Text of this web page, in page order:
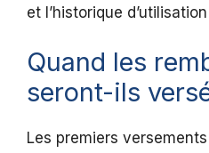
et l’historique
Quand les
seront-ils
Les premiers